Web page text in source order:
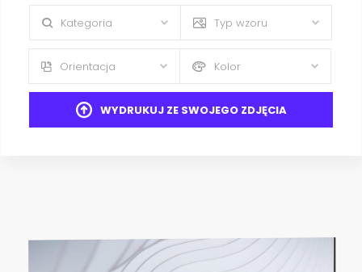
Kategoria Typ wzoru
Orientacja Kolor
WYDRUKUJ ZE SWOJEGO ZDJĘCIA